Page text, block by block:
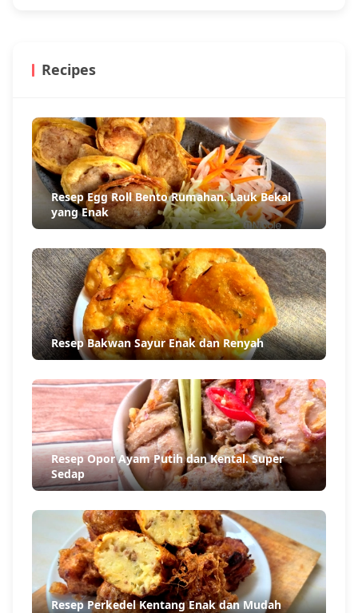
Recipes
Resep Egg Roll Bento Rumahan. Lauk Bekal
yang Enak
Resep Bakwan Sayur Enak dan Renyah
Resep Opor Ayam Putih dan Kental. Super
Sedap
Resep Perkedel Kentang Enak dan Mudah